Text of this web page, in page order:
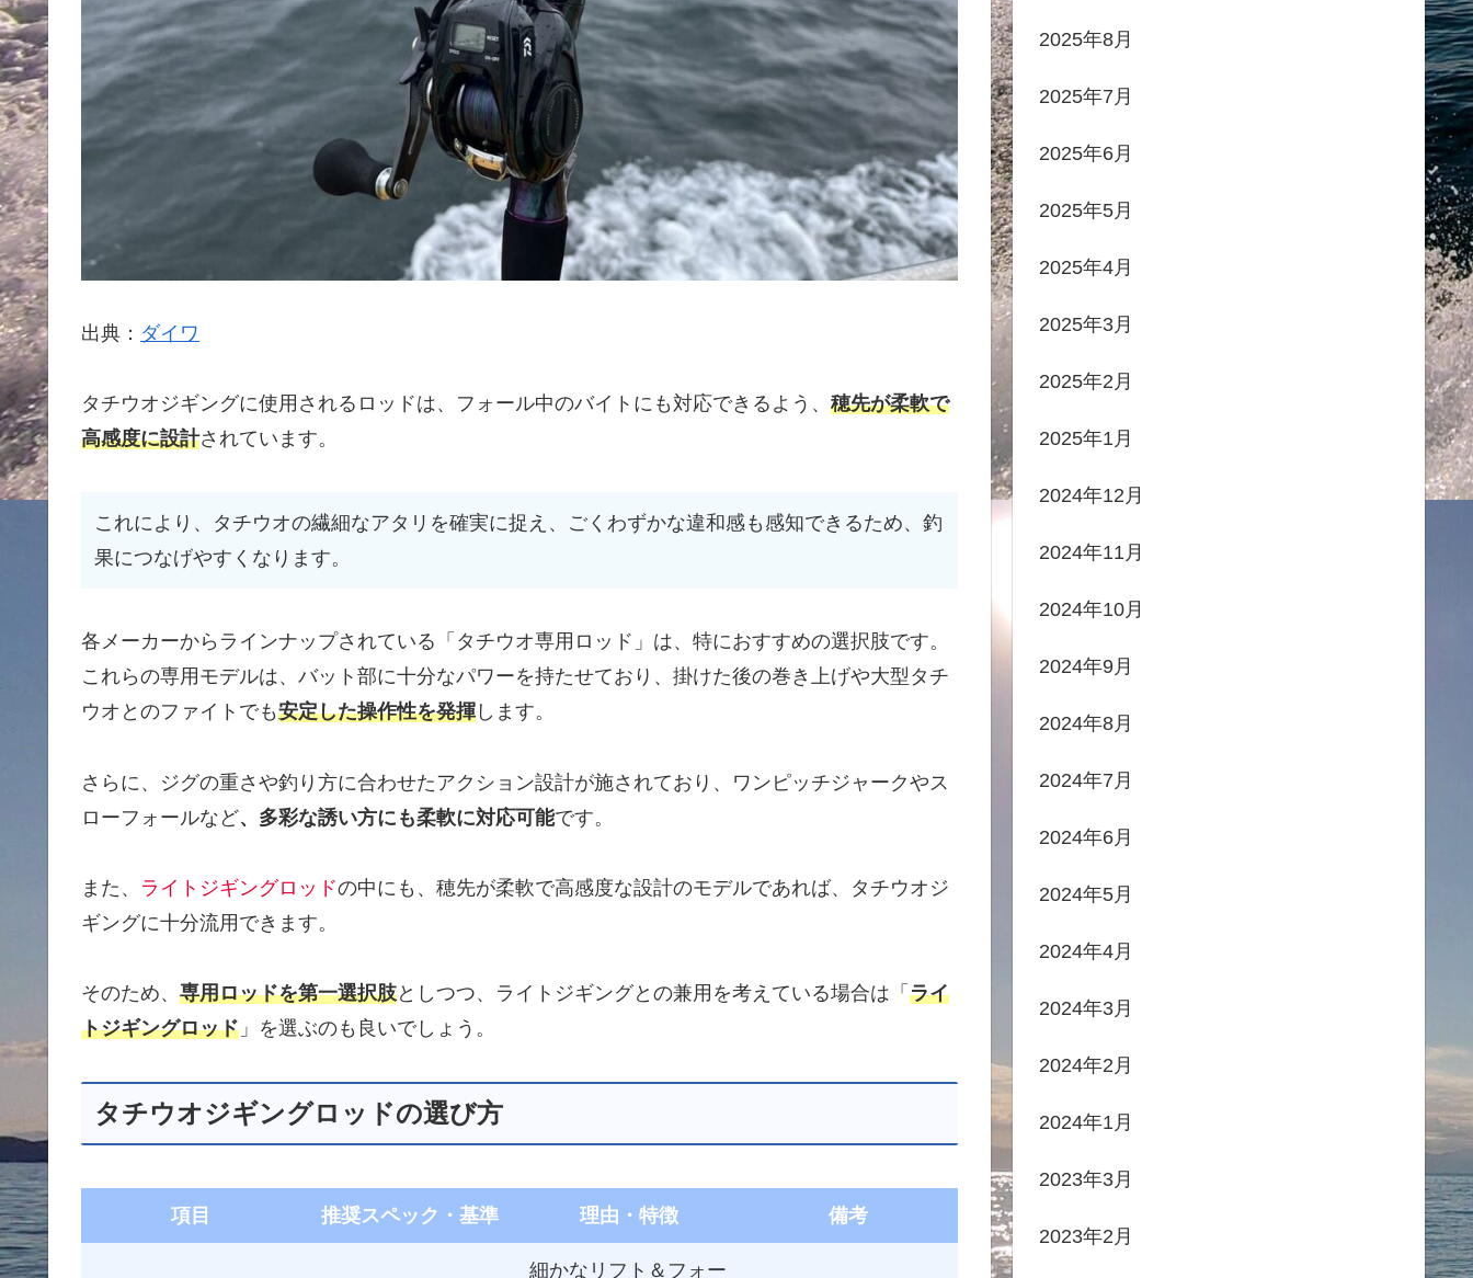
出典： ダイワ
タチウオジギングに使用されるロッドは、フォール中のバイトにも対応できるよう、 穂先が柔軟で
高感度に設計されています。
これにより、タチウオの繊細なアタリを確実に捉え、ごくわずかな違和感も感知できるため、釣
果につなげやすくなります。
各メーカーからラインナップされている「タチウオ専用ロッド」は、特におすすめの選択肢です。
これらの専用モデルは、バット部に十分なパワーを持たせており、掛けた後の巻き上げや大型タチ
ウオとのファイトでも安定した操作性を発揮 します。
さらに、ジグの重さや釣り方に合わせたアクション設計が施されており、ワンピッチジャークやス
ローフォールなど、多彩な誘い方にも柔軟に対応可能です。
また、 ライトジギングロッドの中にも、穂先が柔軟で高感度な設計のモデルであれば、タチウオジ
ギングに十分流用できます。
そのため、 専用ロッドを第一選択肢としつつ、ライトジギングとの兼用を考えている場合は「 ライ
トジギングロッド 」を選ぶのも良いでしょう。
タチウオジギングロッドの選び方
項目 推奨スペック・基準 理由・特徴 備考
細かなリフト＆フォー
2025年8月
2025年7月
2025年6月
2025年5月
2025年4月
2025年3月
2025年2月
2025年1月
2024年12月
2024年11月
2024年10月
2024年9月
2024年8月
2024年7月
2024年6月
2024年5月
2024年4月
2024年3月
2024年2月
2024年1月
2023年3月
2023年2月